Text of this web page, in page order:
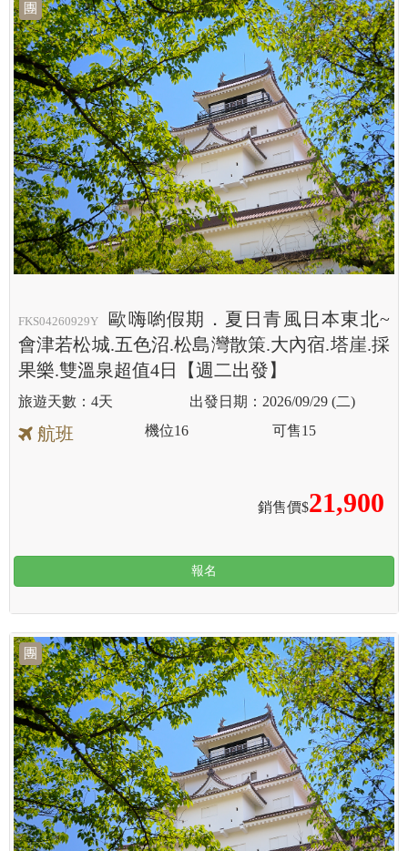
團
FKS04260929Y
歐嗨喲假期．夏日青風日本東北~
會津若松城.五色沼.松島灣散策.大內宿.塔崖.採
果樂.雙溫泉超值4日【週二出發】
4天 2026/09/29 (二)
航班
銷售價$21,900
機位16 可售15
報名
團